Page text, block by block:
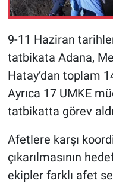
9-11 Haziran
tatbikata Adana,
Hatay’dan toplam
Ayrıca 17 UMKE
tatbikatta görev
Afetlere karşı
çıkarılmasının
ekipler farklı afet